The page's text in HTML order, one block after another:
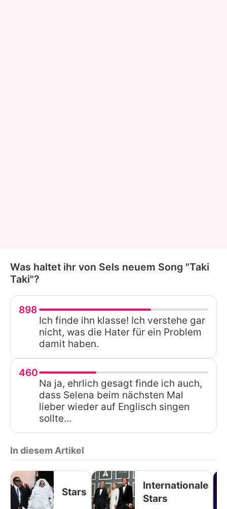
Was haltet ihr von Sels neuem Song "Taki
Taki"?
898
Ich finde ihn klasse! Ich verstehe gar
nicht, was die Hater für ein Problem
damit haben.
460
Na ja, ehrlich gesagt finde ich auch,
dass Selena beim nächsten Mal
lieber wieder auf Englisch singen
sollte...
In diesem Artikel
Stars
Internationale
Stars